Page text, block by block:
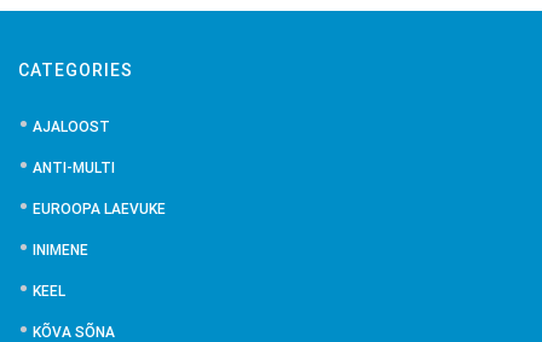
CATEGORIES
AJALOOST
ANTI-MULTI
EUROOPA LAEVUKE
INIMENE
KEEL
KÕVA SÕNA